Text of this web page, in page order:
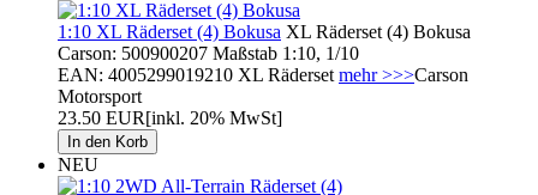
1:10 XL Räderset (4) Bokusa XL Räderset (4) Bokusa
Carson: 500900207 Maßstab 1:10, 1/10
EAN: 4005299019210 XL Räderset mehr >>>Carson
Motorsport
23.50 EUR[inkl. 20% MwSt]
NEU